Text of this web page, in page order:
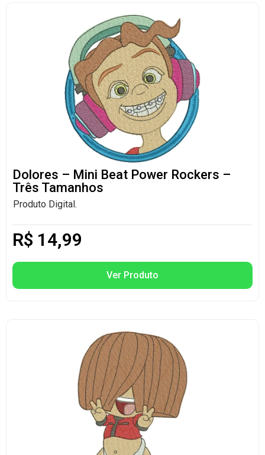
Dolores – Mini Beat Power Rockers –
Três Tamanhos
Produto Digital.
R$ 14,99
Ver Produto